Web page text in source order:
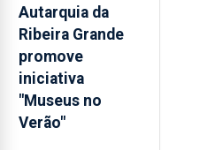
habitacionais,
anunciou
o
Governo
Regional.
Autarquia da
Ribeira Grande
promove
iniciativa
"Museus no
Verão"